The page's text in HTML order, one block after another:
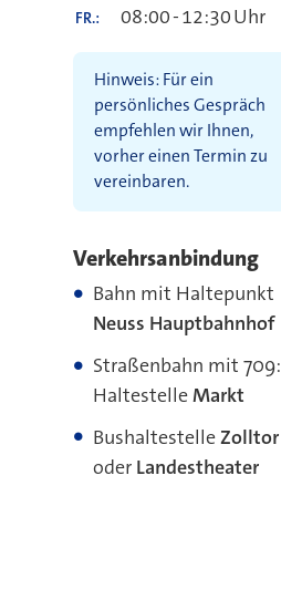
FR. 08:00-12:30Uhr
Hinweis: Für ein
persönliches Gespräch
empfehlen wir Ihnen,
vorher einen Termin zu
vereinbaren.
Verkehrsanbindung
Bahn mit Haltepunkt
Neuss Hauptbahnhof
Straßenbahn mit 709:
HaltestelleMarkt
BushaltestelleZolltor
oderLandestheater